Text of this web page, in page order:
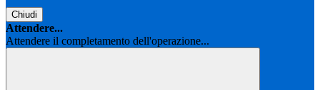
Chiudi
Attendere...
Attendere il completamento dell'operazione...